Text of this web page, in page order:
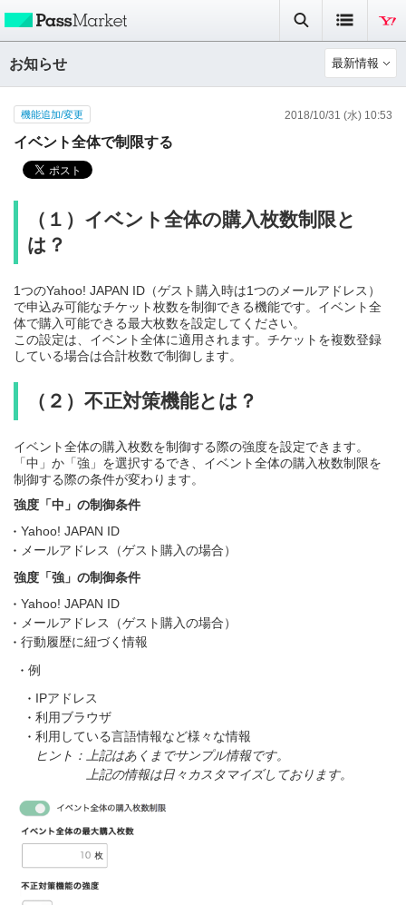
お知らせ 最新情報
機能追加/変更 2018/10/31 (水) 10:53
イベント全体で制限する
（１）イベント全体の購入枚数制限と
は？
1つのYahoo! JAPAN ID（ゲスト購入時は1つのメールアドレス）
で申込み可能なチケット枚数を制御できる機能です。イベント全
体で購入可能できる最大枚数を設定してください。
この設定は、イベント全体に適用されます。 チケットを複数登録
している場合は合計枚数で制御します。
（２）不正対策機能とは？
イベント全体の購入枚数を制御する際の強度を設定できます。
「中」か「強」を選択するでき、イベント全体の購入枚数制限を
制御する際の条件が変わります。
強度「中」の制御条件
Yahoo! JAPAN ID
メールアドレス（ゲスト購入の場合）
強度「強」の制御条件
Yahoo! JAPAN ID
メールアドレス（ゲスト購入の場合）
行動履歴に紐づく情報
例
IPアドレス
利用ブラウザ
利用している言語情報など様々な情報
ヒント：
上記はあくまでサンプル情報です。
上記の情報は日々カスタマイズしております。